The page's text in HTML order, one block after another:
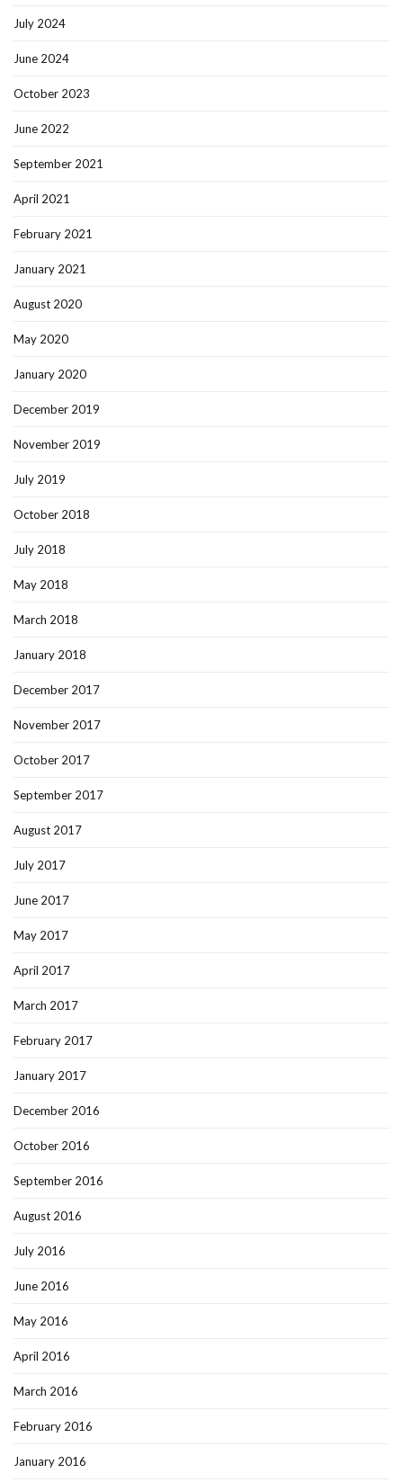
July 2024
June 2024
October 2023
June 2022
September 2021
April 2021
February 2021
January 2021
August 2020
May 2020
January 2020
December 2019
November 2019
July 2019
October 2018
July 2018
May 2018
March 2018
January 2018
December 2017
November 2017
October 2017
September 2017
August 2017
July 2017
June 2017
May 2017
April 2017
March 2017
February 2017
January 2017
December 2016
October 2016
September 2016
August 2016
July 2016
June 2016
May 2016
April 2016
March 2016
February 2016
January 2016